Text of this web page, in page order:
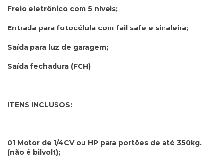
Freio eletrônico com 5 níveis;
Entrada para fotocélula com fail safe e sinaleira;
Saída para luz de garagem;
Saída fechadura (FCH)
ITENS INCLUSOS:
01 Motor de 1/4CV ou HP para portões de até 350kg.
(não é bilvolt);